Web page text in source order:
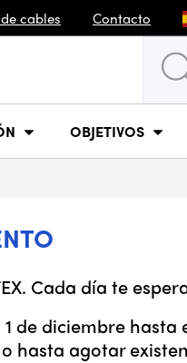
cables Contacto
OBJETIVOS
Cada día te
de diciembre
hasta agotar